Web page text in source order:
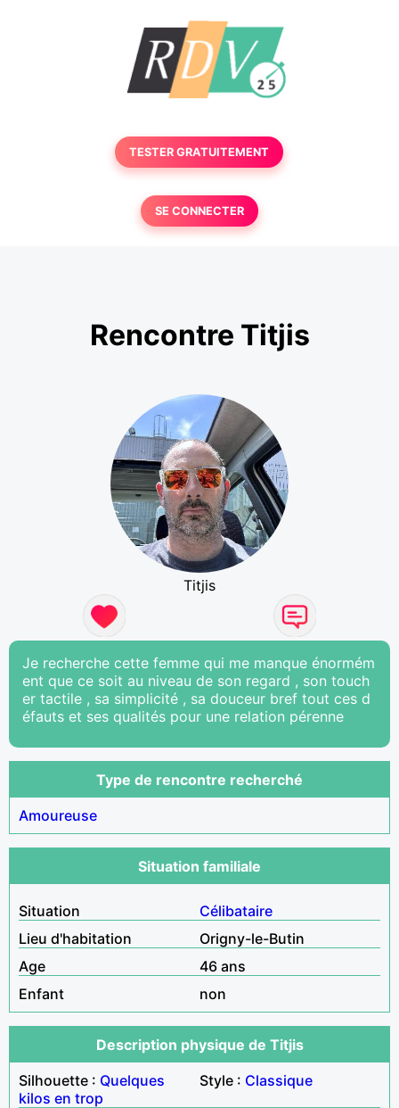
TESTER GRATUITEMENT
SE CONNECTER
Rencontre Titjis
Titjis
Je recherche cette femme qui me manque énormém
ent que ce soit au niveau de son regard , son touch
er tactile , sa simplicité , sa douceur bref tout ces d
éfauts et ses qualités pour une relation pérenne
Type de rencontre recherché
Amoureuse
Situation familiale
Situation
Célibataire
Lieu d'habitation
Origny-le-Butin
Age
46 ans
Enfant
non
Description physique de Titjis
Silhouette : Quelques
kilos en trop
Style : Classique